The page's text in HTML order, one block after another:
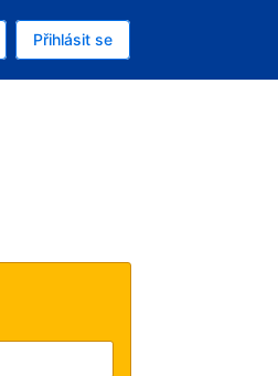
Přihlásit se